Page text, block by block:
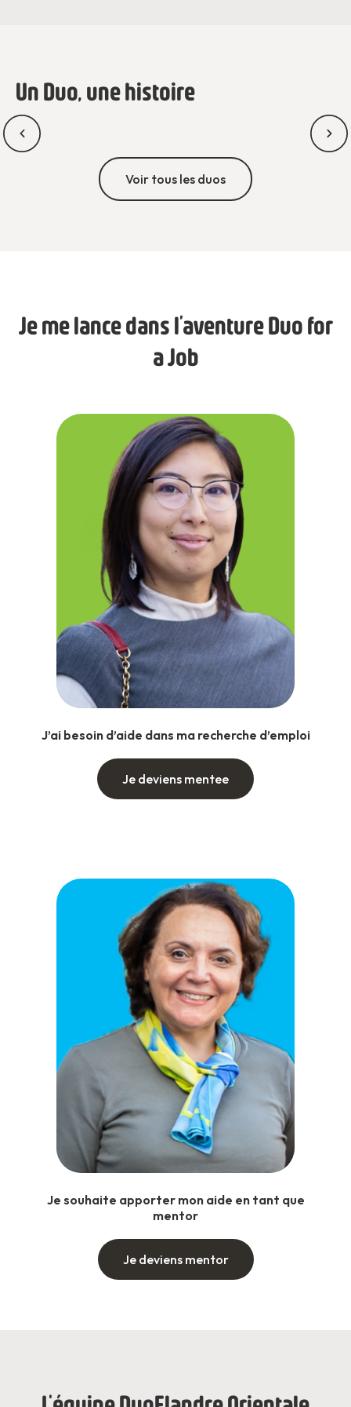
Un Duo, une histoire
Voir tous les duos
Je me lance dans l’aventure Duo for
a Job
J’ai besoin d’aide dans ma recherche d’emploi
Je deviens mentee
Je souhaite apporter mon aide en tant que
mentor
Je deviens mentor